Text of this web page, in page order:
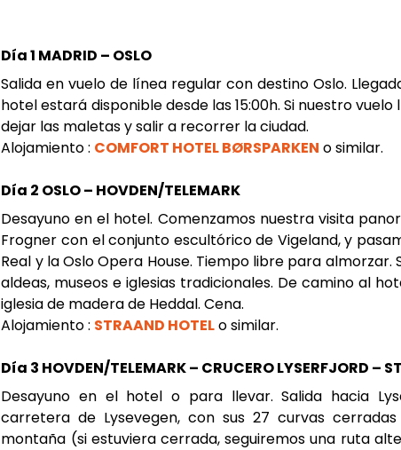
Día 1 MADRID – OSLO
Salida en vuelo de línea regular con destino Oslo.
hotel estará disponible desde las 15:00h. Si nuestro
dejar las maletas y salir a recorrer la ciudad.
Alojamiento : COMFORT HOTEL BØRSPARKEN o similar.
Día 2 OSLO – HOVDEN/TELEMARK
Desayuno en el hotel. Comenzamos nuestra visita
Frogner con el conjunto escultórico de Vigeland, y
Real y la Oslo Opera House. Tiempo libre para
aldeas, museos e iglesias tradicionales. De camino al
iglesia de madera de Heddal. Cena.
Alojamiento : STRAAND HOTELo similar.
Día 3 HOVDEN/TELEMARK – CRUCERO LYSERFJORD –
Desayuno en el hotel o para llevar. Salida hacia
carretera de Lysevegen, con sus 27 curvas
montaña (si estuviera cerrada, seguiremos una ruta